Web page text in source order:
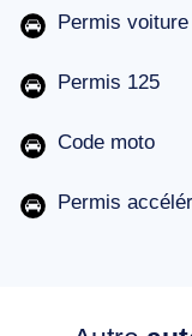
Permis
Permis 125
Code moto
Permis